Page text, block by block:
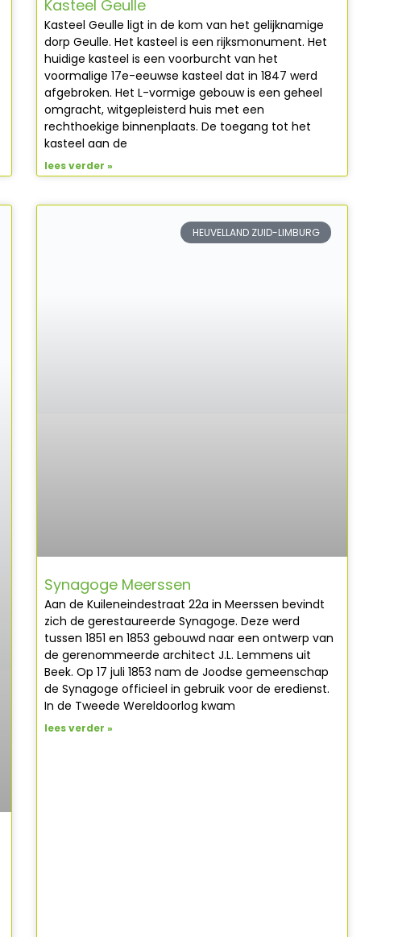
Kasteel Geulle
Kasteel Geulle ligt in de kom van het gelijknamige
dorp Geulle. Het kasteel is een rijksmonument. Het
huidige kasteel is een voorburcht van het
voormalige 17e-eeuwse kasteel dat in 1847 werd
afgebroken. Het L-vormige gebouw is een geheel
omgracht, witgepleisterd huis met een
rechthoekige binnenplaats. De toegang tot het
kasteel aan de
lees verder »
HEUVELLAND ZUID-LIMBURG
Synagoge Meerssen
Aan de Kuileneindestraat 22a in Meerssen bevindt
zich de gerestaureerde Synagoge. Deze werd
tussen 1851 en 1853 gebouwd naar een ontwerp van
de gerenommeerde architect J.L. Lemmens uit
Beek. Op 17 juli 1853 nam de Joodse gemeenschap
de Synagoge officieel in gebruik voor de eredienst.
In de Tweede Wereldoorlog kwam
lees verder »